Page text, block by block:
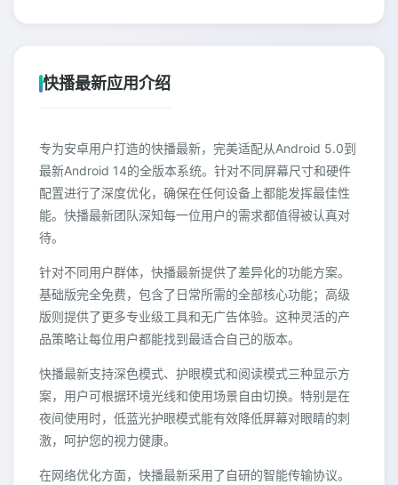
快播最新应用介绍
专为安卓用户打造的快播最新，完美适配从Android 5.0到
最新Android 14的全版本系统。针对不同屏幕尺寸和硬件
配置进行了深度优化，确保在任何设备上都能发挥最佳性
能。快播最新团队深知每一位用户的需求都值得被认真对
待。
针对不同用户群体，快播最新提供了差异化的功能方案。
基础版完全免费，包含了日常所需的全部核心功能；高级
版则提供了更多专业级工具和无广告体验。这种灵活的产
品策略让每位用户都能找到最适合自己的版本。
快播最新支持深色模式、护眼模式和阅读模式三种显示方
案，用户可根据环境光线和使用场景自由切换。特别是在
夜间使用时，低蓝光护眼模式能有效降低屏幕对眼睛的刺
激，呵护您的视力健康。
在网络优化方面，快播最新采用了自研的智能传输协议。